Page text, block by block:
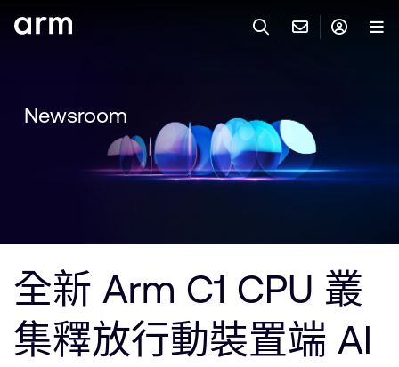
聯絡技術支援
IP 技術支援
Flexible Access 企業版
一般 IP 授權方案
其他事項
Arm Integrity Helpline
登入以存取您的 Arm 帳號。
開發者
支援與訓練
Newsroom
全新 Arm C1 CPU 叢
集釋放行動裝置端 AI